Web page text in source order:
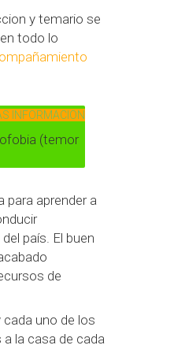
y temario se
todo lo
INFORMACION
(temor
aprender a
país. El buen
de
uno de los
la casa de cada